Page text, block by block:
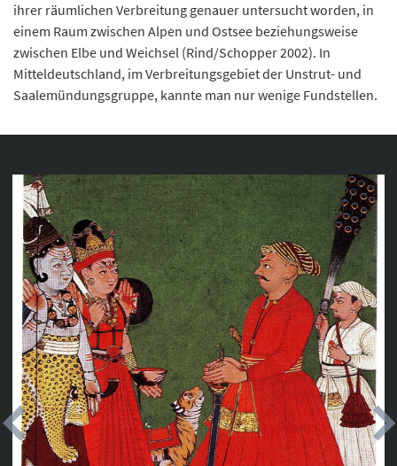
ihrer räumlichen Verbreitung genauer untersucht worden, in
einem Raum zwischen Alpen und Ostsee beziehungsweise
zwischen Elbe und Weichsel (Rind/Schopper 2002). In
Mitteldeutschland, im Verbreitungsgebiet der Unstrut- und
Saalemündungsgruppe, kannte man nur wenige Fundstellen.